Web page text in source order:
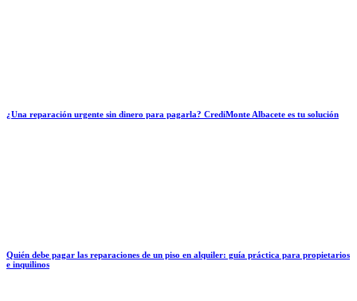
¿Una reparación urgente sin dinero para pagarla? CrediMonte Albacete es tu solución
Quién debe pagar las reparaciones de un piso en alquiler: guía práctica para propietarios
e inquilinos